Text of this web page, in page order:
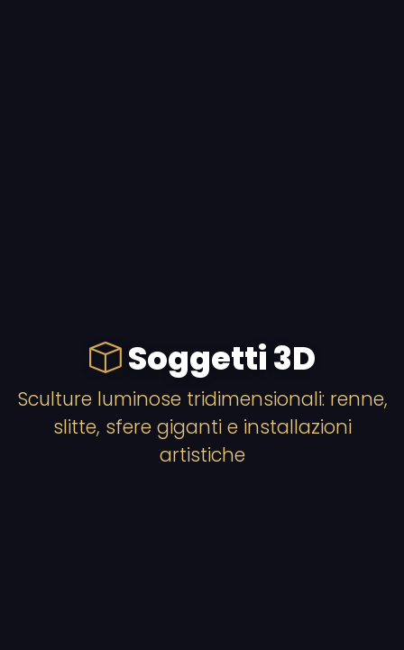
Soggetti 3D
Sculture luminose tridimensionali: renne,
slitte, sfere giganti e installazioni
artistiche